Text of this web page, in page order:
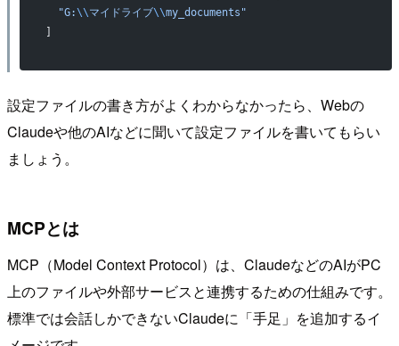
  "G:
\\マイドライブ\\my_documents"
設定ファイルの書き方がよくわからなかったら、Webの
Claudeや他のAIなどに聞いて設定ファイルを書いてもらい
ましょう。
MCPとは
MCP（Model Context Protocol）は、ClaudeなどのAIがPC
上のファイルや外部サービスと連携するための仕組みです。
標準では会話しかできないClaudeに「手足」を追加するイ